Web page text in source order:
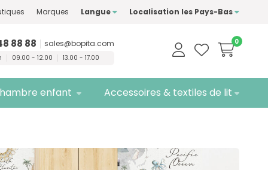
des marques de
Livraisongratuite
Marques Langue Localisation les Pays-Bas
0
88 88 sales@bopita.com
09.00 - 12.00 13.00 - 17.00
enfant Accessoires & textiles de lit